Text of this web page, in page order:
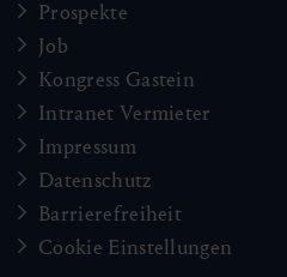
Prospekte
Job
Kongress Gastein
Intranet Vermieter
Impressum
Datenschutz
Barrierefreiheit
Cookie Einstellungen